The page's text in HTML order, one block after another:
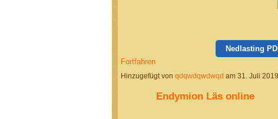
Nedlasting
Fortfahren
Hinzugefügt von qdqwdqwdwqd am 31. Juli
Endymion Läs online